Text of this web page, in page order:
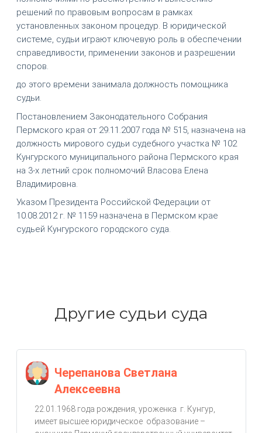
решений по правовым вопросам в рамках
установленных законом процедур. В юридической
системе, судьи играют ключевую роль в обеспечении
справедливости, применении законов и разрешении
споров.
до этого времени занимала должность помощника
судьи.
Постановлением Законодательного Собрания
Пермского края от 29.11.2007 года № 515, назначена на
должность мирового судьи судебного участка № 102
Кунгурского муниципального района Пермского края
на 3-х летний срок полномочий Власова Елена
Владимировна.
Указом Президента Российской Федерации от
10.08.2012 г. № 1159 назначена в Пермском крае
судьей Кунгурского городского суда.
Другие судьи суда
Черепанова Светлана
Алексеевна
22.01.1968 года рождения, уроженка г. Кунгур,
имеет высшее юридическое образование –